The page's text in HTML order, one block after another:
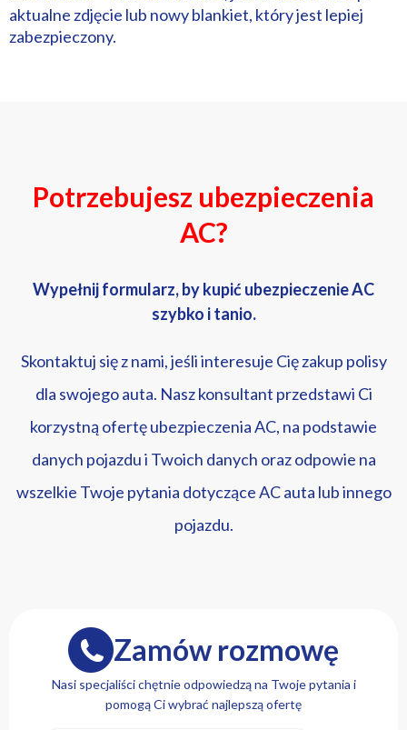
aktualne zdjęcie lub nowy blankiet, który jest lepiej
zabezpieczony.
Potrzebujesz ubezpieczenia
AC?
Wypełnij formularz, by kupić ubezpieczenie AC
szybko i tanio.
Skontaktuj się z nami, jeśli interesuje Cię zakup polisy
dla swojego auta. Nasz konsultant przedstawi Ci
korzystną ofertę ubezpieczenia AC, na podstawie
danych pojazdu i Twoich danych oraz odpowie na
wszelkie Twoje pytania dotyczące AC auta lub innego
pojazdu.
Zamów rozmowę
Nasi specjaliści chętnie odpowiedzą na Twoje pytania i
pomogą Ci wybrać najlepszą ofertę